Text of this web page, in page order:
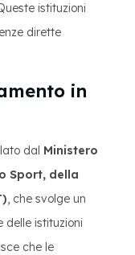
istituzioni
dirette
in
dal Ministero
Sport, della
, che svolge un
delle istituzioni
che le